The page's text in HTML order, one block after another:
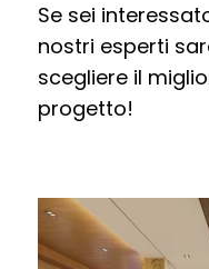
Se sei
nostri esperti
scegliere il
progetto!